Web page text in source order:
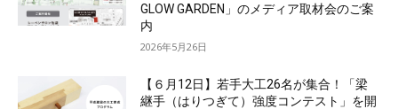
GLOW GARDEN」のメディア取材会のご案
内
2026年5月26日
【６月12日】若手大工26名が集合！「梁
継手（はりつぎて）強度コンテスト」を開